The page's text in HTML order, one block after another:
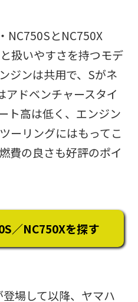
NC750SとNC750X
扱いやすさを持つモデ
ジンは共用で、Sがネ
アドベンチャースタイ
ト高は低く、エンジン
ーリングにはもってこ
費の良さも好評のポイ
／NC750Xを探す
場して以降、ヤマハ